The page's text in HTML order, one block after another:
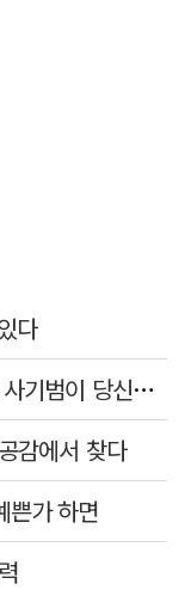
다
[기고-권윤섭] 보이스피싱, 얼굴 없는 사기범이 당신을 노린다
감에서 찾다
쁜가 하면